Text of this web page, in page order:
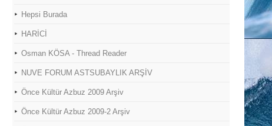
Hepsi Burada
HARİCİ
Osman KÖSA - Thread Reader
NUVE FORUM ASTSUBAYLIK ARŞİV
Önce Kültür Azbuz 2009 Arşiv
Önce Kültür Azbuz 2009-2 Arşiv